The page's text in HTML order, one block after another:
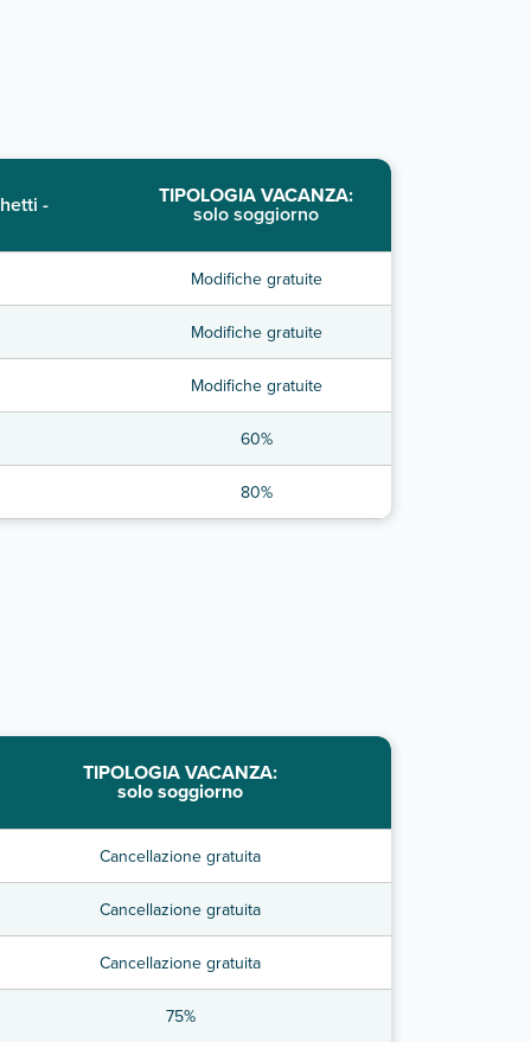
- TIPOLOGIA VACANZA:
solo soggiorno
Modifiche gratuite
Modifiche gratuite
Modifiche gratuite
60%
80%
TIPOLOGIA VACANZA:
solo soggiorno
Cancellazione gratuita
Cancellazione gratuita
Cancellazione gratuita
75%